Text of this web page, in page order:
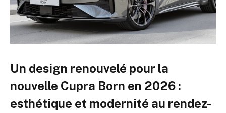
Un design renouvelé pour la
nouvelle Cupra Born en 2026 :
esthétique et modernité au rendez-